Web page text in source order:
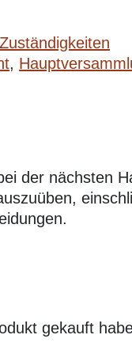
,
der nächsten
gekauft